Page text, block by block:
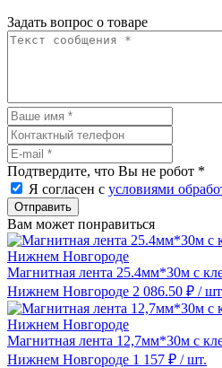
Задать вопрос о товаре
Подтвердите, что Вы не робот *
Я согласен с условиями
Отправить
Вам может понравиться
Магнитная лента 25.4мм*30м с
Нижнем Новгороде 2 086.50 ₽ /
Магнитная лента 12,7мм*30м с
Нижнем Новгороде 1 157 ₽ / шт.